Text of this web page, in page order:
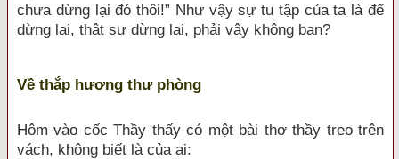
chưa dừng lại đó thôi!” Như vậy sự tu tập của ta là để
dừng lại, thật sự dừng lại, phải vậy không bạn?
Về thắp hương thư phòng
Hôm vào cốc Thầy thấy có một bài thơ thầy treo trên
vách, không biết là của ai: